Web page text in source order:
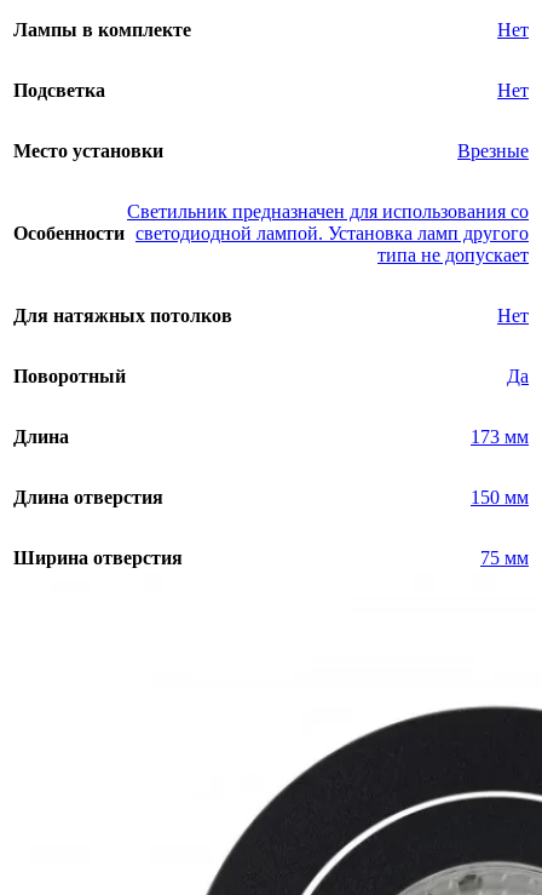
Лампы в комплекте Нет
Подсветка Нет
Место установки Врезные
Особенности
Светильник предназначен для использования со
светодиодной лампой. Установка ламп другого
типа не допускает
Для натяжных потолков Нет
Поворотный Да
Длина 173 мм
Длина отверстия 150 мм
Ширина отверстия 75 мм